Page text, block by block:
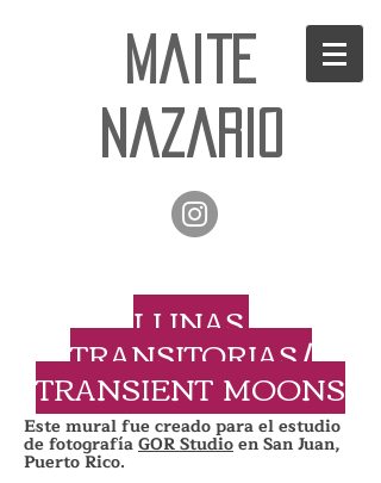
Maite
Nazario
LUNAS
TRANSITORIAS /
TRANSIENT MOONS
Este mural fue creado para el estudio
de fotografíaGOR Studioen San Juan,
Puerto Rico.